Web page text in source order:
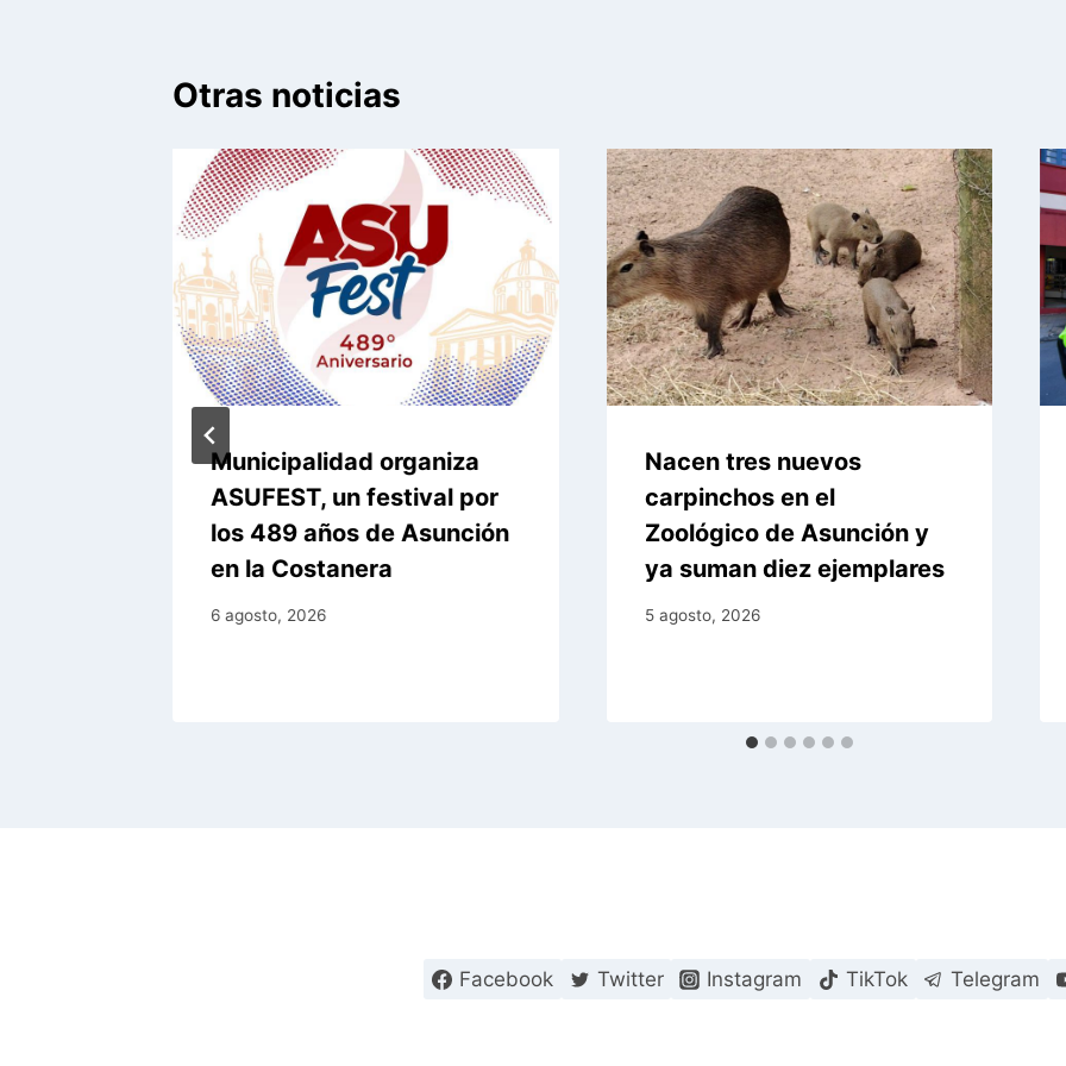
Otras noticias
Municipalidad organiza
ASUFEST, un festival por
los 489 años de Asunción
en la Costanera
6 agosto, 2026
Nacen tres nuevos
carpinchos en el
Zoológico de Asunción y
ya suman diez ejemplares
5 agosto, 2026
Facebook Twitter Instagram TikTok Telegram